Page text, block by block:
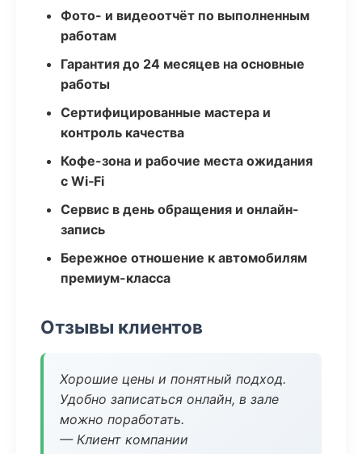
Фото- и видеоотчёт по выполненным
работам
Гарантия до 24 месяцев на основные
работы
Сертифицированные мастера и
контроль качества
Кофе-зона и рабочие места ожидания
с Wi‑Fi
Сервис в день обращения и онлайн-
запись
Бережное отношение к автомобилям
премиум-класса
Отзывы клиентов
Хорошие цены и понятный подход.
Удобно записаться онлайн, в зале
можно поработать.
— Клиент компании